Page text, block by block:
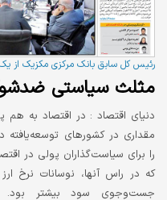
رئیس کل سابق بانک مرکزی مکزیک از
مثلث سیاستی
دنیای اقتصاد : در اقتصاد به هم
مقداری در کشورهای توسعه‌یافته
را برای سیاست‌گذاران پولی در
که در راس آنها، نوسانات نرخ
جست‌و‌جوی سود بیشتر بود.